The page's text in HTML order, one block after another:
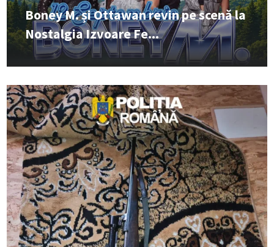
Boney M. și Ottawan revin pe scenă la
Nostalgia Izvoare Fe...